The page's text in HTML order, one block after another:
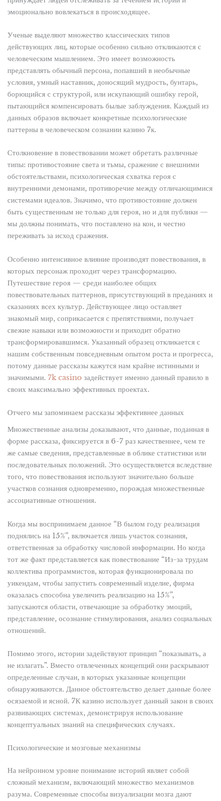
эмоционально вовлекаться в происходящее.
Ученые выделяют множество классических типов
действующих лиц, которые особенно сильно откликаются с
человеческим мышлением. Это имеет возможность
представлять обычный персона, попавший в необычные
условия, умный наставник, доносящий мудрость, бунтарь,
борющийся с структурой, или искупающий ошибку герой,
пытающийся компенсировать былые заблуждения. Каждый из
данных образов включает конкретные психологические
паттерны в человеческом сознании казино 7к.
Столкновение в повествовании может обретать различные
типы: противостояние света и тьмы, сражение с внешними
обстоятельствами, психологическая схватка героя с
внутренними демонами, противоречие между отличающимися
системами идеалов. Значимо, что противостояние должен
быть существенным не только для героя, но и для публики —
мы должны понимать, что поставлено на кон, и честно
переживать за исход сражения.
Особенно интенсивное влияние производят повествования, в
которых персонаж проходит через трансформацию.
Путешествие героя — среди наиболее общих
повествовательных паттернов, присутствующий в преданиях и
сказаниях всех культур. Действующее лицо оставляет
знакомый мир, соприкасается с препятствиями, получает
свежие навыки или возможности и приходит обратно
трансформировавшимся. Указанный образец откликается с
нашим собственным повседневным опытом роста и прогресса,
потому данные рассказы кажутся нам крайне истинными и
значимыми. 7k casino задействует именно данный правило в
своих максимально эффективных проектах.
Отчего мы запоминаем рассказы эффективнее данных
Множественные анализы доказывают, что данные, поданная в
форме рассказа, фиксируется в 6-7 раз качественнее, чем те
же самые сведения, представленные в облике статистики или
последовательных положений. Это осуществляется вследствие
того, что повествования используют значительно больше
участков сознания одновременно, порождая множественные
ассоциативные отношения.
Когда мы воспринимаем данное “В былом году реализация
поднялись на 15%”, включается лишь участок сознания,
ответственная за обработку числовой информации. Но когда
тот же факт представляется как повествование “Из-за трудам
коллектива программистов, которая функционировала по
уикендам, чтобы запустить современный изделие, фирма
оказалась способна увеличить реализацию на 15%”,
запускаются области, отвечающие за обработку эмоций,
представление, осознание стимулирования, анализ социальных
отношений.
Помимо этого, истории задействуют принцип “показывать, а
не излагать”. Вместо отвлеченных концепций они раскрывают
определенные случаи, в которых указанные концепции
обнаруживаются. Данное обстоятельство делает данные более
осязаемой и ясной. 7К казино использует данный закон в своих
развивающих системах, демонстрируя использование
концептуальных знаний на специфических случаях.
Психологические и мозговые механизмы
На нейронном уровне понимание историй являет собой
сложный механизм, включающий множество механизмов
разума. Современные способы визуализации мозга дают